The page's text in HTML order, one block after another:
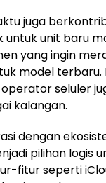
juga
untuk unit baru
yang ingin
model terbaru.
seluler
kalangan.
dengan
pilihan logis
fitur seperti